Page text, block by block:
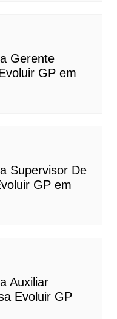
Gerente
GP em
Supervisor De
GP em
Auxiliar
Evoluir GP